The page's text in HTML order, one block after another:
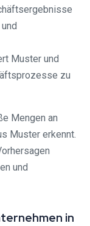
Muster und
zu
Mengen an
Muster erkennt.
und
in